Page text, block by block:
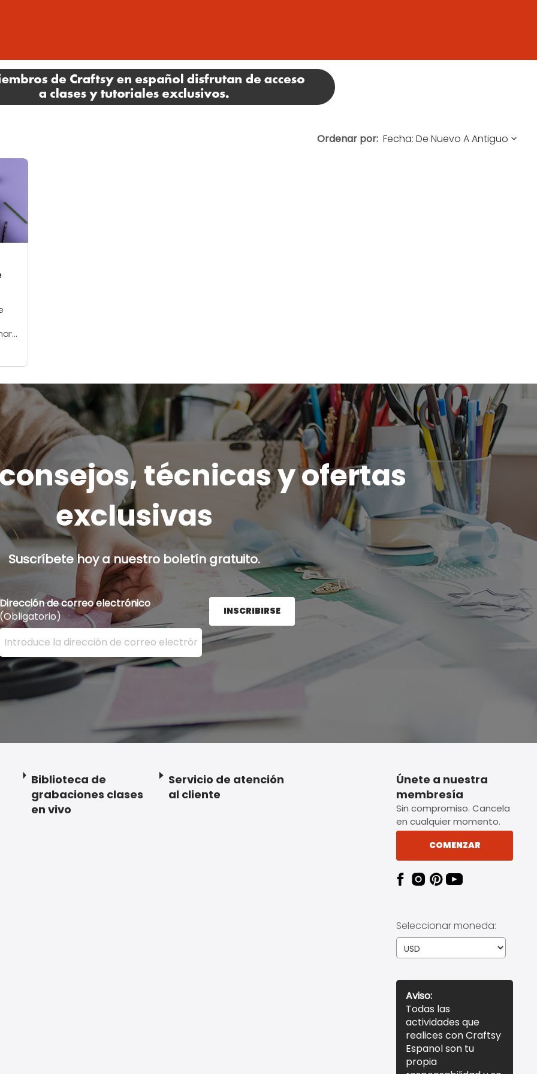
Ordenar por:
técnicas y ofertas
exclusivas
Suscríbete hoy a nuestro boletín gratuito.
Dirección de correo electrónico
(Obligatorio)
Ingrese su dirección de correo electrónico aquí y presione el botón Registrarse.
INSCRIBIRSE
Biblioteca de
grabaciones clases
en vivo
Servicio de atención
al cliente
Únete a nuestra
membresía
Sin compromiso. Cancela
en cualquier momento.
COMENZAR
Seleccionar moneda:
Aviso:
Todas las
actividades que
realices con Craftsy
Espanol son tu
propia